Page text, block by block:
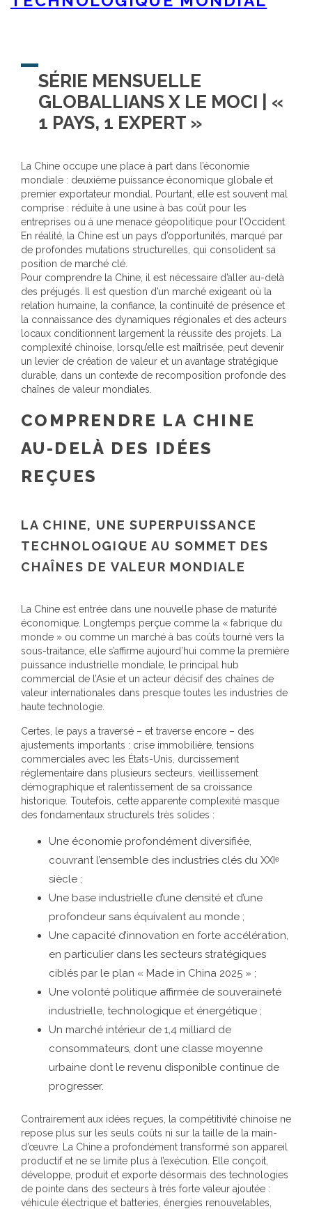
SÉRIE MENSUELLE
GLOBALLIANS X LE MOCI | «
1 PAYS, 1 EXPERT »
La Chine occupe une place à part dans l’économie
mondiale : deuxième puissance économique globale et
premier exportateur mondial. Pourtant, elle est souvent mal
comprise : réduite à une usine à bas coût pour les
entreprises ou à une menace géopolitique pour l’Occident.
En réalité, la Chine est un pays d’opportunités, marqué par
de profondes mutations structurelles, qui consolident sa
position de marché clé.
Pour comprendre la Chine, il est nécessaire d’aller au-delà
des préjugés. Il est question d’un marché exigeant où la
relation humaine, la confiance, la continuité de présence et
la connaissance des dynamiques régionales et des acteurs
locaux conditionnent largement la réussite des projets. La
complexité chinoise, lorsqu’elle est maîtrisée, peut devenir
un levier de création de valeur et un avantage stratégique
durable, dans un contexte de recomposition profonde des
chaînes de valeur mondiales.
COMPRENDRE LA CHINE
AU-DELÀ DES IDÉES
REÇUES
LA CHINE, UNE SUPERPUISSANCE
TECHNOLOGIQUE AU SOMMET DES
CHAÎNES DE VALEUR MONDIALE
La Chine est entrée dans une nouvelle phase de maturité
économique. Longtemps perçue comme la « fabrique du
monde » ou comme un marché à bas coûts tourné vers la
sous-traitance, elle s’affirme aujourd’hui comme la première
puissance industrielle mondiale, le principal hub
commercial de l’Asie et un acteur décisif des chaînes de
valeur internationales dans presque toutes les industries de
haute technologie.
Certes, le pays a traversé – et traverse encore – des
ajustements importants : crise immobilière, tensions
commerciales avec les États-Unis, durcissement
réglementaire dans plusieurs secteurs, vieillissement
démographique et ralentissement de sa croissance
historique. Toutefois, cette apparente complexité masque
des fondamentaux structurels très solides :
Une économie profondément diversifiée,
couvrant l’ensemble des industries clés du XXIᵉ
siècle ;
Une base industrielle d’une densité et d’une
profondeur sans équivalent au monde ;
Une capacité d’innovation en forte accélération,
en particulier dans les secteurs stratégiques
ciblés par le plan « Made in China 2025 » ;
Une volonté politique affirmée de souveraineté
industrielle, technologique et énergétique ;
Un marché intérieur de 1,4 milliard de
consommateurs, dont une classe moyenne
urbaine dont le revenu disponible continue de
progresser.
Contrairement aux idées reçues, la compétitivité chinoise ne
repose plus sur les seuls coûts ni sur la taille de la main-
d’œuvre. La Chine a profondément transformé son appareil
productif et ne se limite plus à l’exécution. Elle conçoit,
développe, produit et exporte désormais des technologies
de pointe dans des secteurs à très forte valeur ajoutée :
véhicule électrique et batteries, énergies renouvelables,